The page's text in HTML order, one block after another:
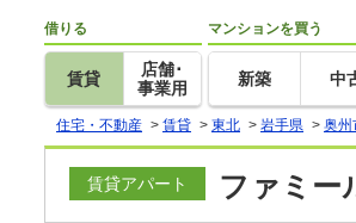
借りる
賃貸
店舗･
事業用
マンションを買う
新築 中
住宅・不動産 > 賃貸 > 東北 > 岩手県 > 奥州
賃貸アパート ファミー